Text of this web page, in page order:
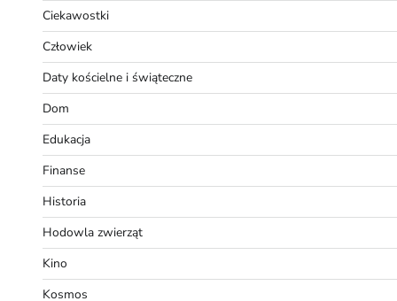
Ciekawostki
Człowiek
Daty kościelne i świąteczne
Dom
Edukacja
Finanse
Historia
Hodowla zwierząt
Kino
Kosmos